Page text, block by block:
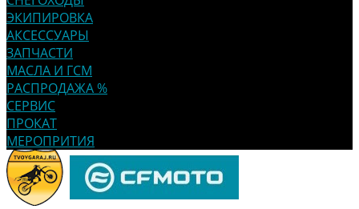
ЭКИПИРОВКА
АКСЕССУАРЫ
ЗАПЧАСТИ
МАСЛА И ГСМ
РАСПРОДАЖА %
СЕРВИС
ПРОКАТ
МЕРОПРИТИЯ